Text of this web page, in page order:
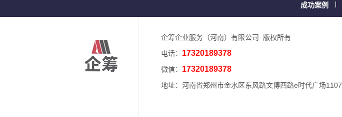
成功案例
企筹企业服务（河南）有限公司 版权所有
电话： 17320189378
微信： 17320189378
地址：河南省郑州市金水区东风路文博西路e时代广场1107